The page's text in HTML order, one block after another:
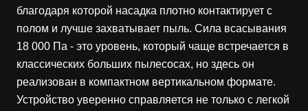
благодаря которой насадка плотно контактирует с
полом и лучше захватывает пыль. Сила всасывания
18 000 Па - это уровень, который чаще встречается в
классических больших пылесосах, но здесь он
реализован в компактном вертикальном формате.
Устройство уверенно справляется не только с легкой